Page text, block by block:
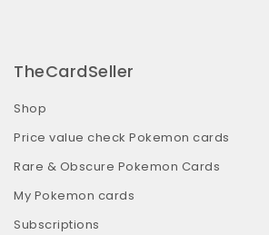
TheCardSeller
Shop
Price value check Pokemon cards
Rare & Obscure Pokemon Cards
My Pokemon cards
Subscriptions